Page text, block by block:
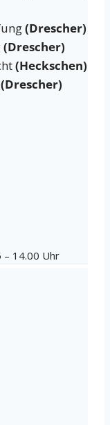
(Drescher)
(Drescher)
(Heckschen)
(Drescher)
– 14.00 Uhr